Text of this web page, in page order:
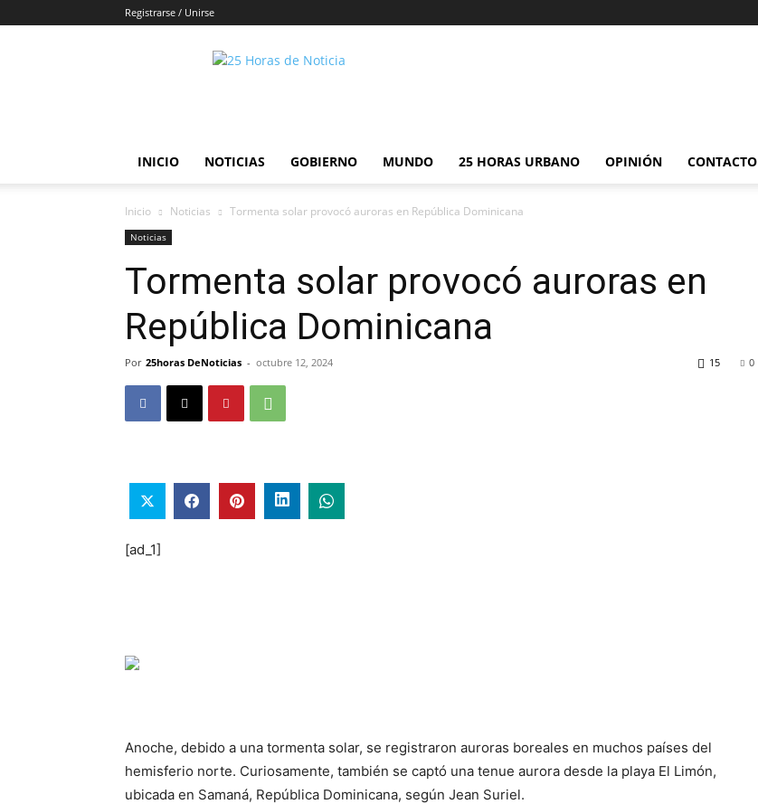
Registrarse / Unirse
25horasdenoticias
INICIO NOTICIAS GOBIERNO MUNDO 25 HORAS URBANO OPINIÓN CONTACTO
Inicio Noticias Tormenta solar provocó auroras en República Dominicana
Noticias
Tormenta solar provocó auroras en
República Dominicana
Por 25horas DeNoticias - octubre 12, 2024 0
15
[ad_1]
Anoche, debido a una tormenta solar, se registraron auroras boreales en muchos países del
hemisferio norte. Curiosamente, también se captó una tenue aurora desde la playa El Limón,
ubicada en Samaná, República Dominicana, según Jean Suriel.